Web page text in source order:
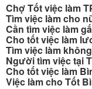
Chợ Tốt việc làm
Tìm việc làm cho
Cần tìm việc làm
Cho tốt việc làm
Tìm việc làm
Người tìm việc tại
Cho tốt việc làm
Việc làm cho Tốt